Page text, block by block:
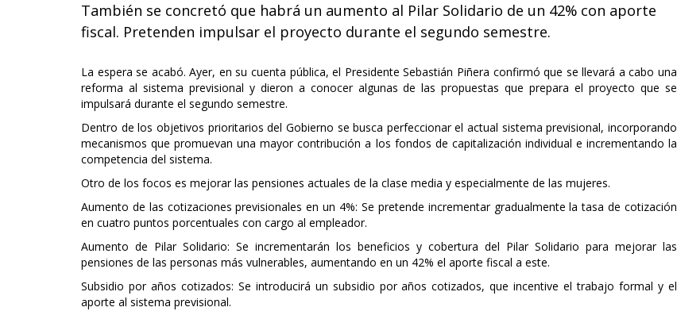
También se concretó que habrá un aumento al Pilar Solidario de un 42% con aporte
fiscal. Pretenden impulsar el proyecto durante el segundo semestre.
La espera se acabó. Ayer, en su cuenta pública, el Presidente Sebastián Piñera confirmó que se llevará a cabo una
reforma al sistema previsional y dieron a conocer algunas de las propuestas que prepara el proyecto que se
impulsará durante el segundo semestre.
Dentro de los objetivos prioritarios del Gobierno se busca perfeccionar el actual sistema previsional, incorporando
mecanismos que promuevan una mayor contribución a los fondos de capitalización individual e incrementando la
competencia del sistema.
Otro de los focos es mejorar las pensiones actuales de la clase media y especialmente de las mujeres.
Aumento de las cotizaciones previsionales en un 4%: Se pretende incrementar gradualmente la tasa de cotización
en cuatro puntos porcentuales con cargo al empleador.
Aumento de Pilar Solidario: Se incrementarán los beneficios y cobertura del Pilar Solidario para mejorar las
pensiones de las personas más vulnerables, aumentando en un 42% el aporte fiscal a este.
Subsidio por años cotizados: Se introducirá un subsidio por años cotizados, que incentive el trabajo formal y el
aporte al sistema previsional.